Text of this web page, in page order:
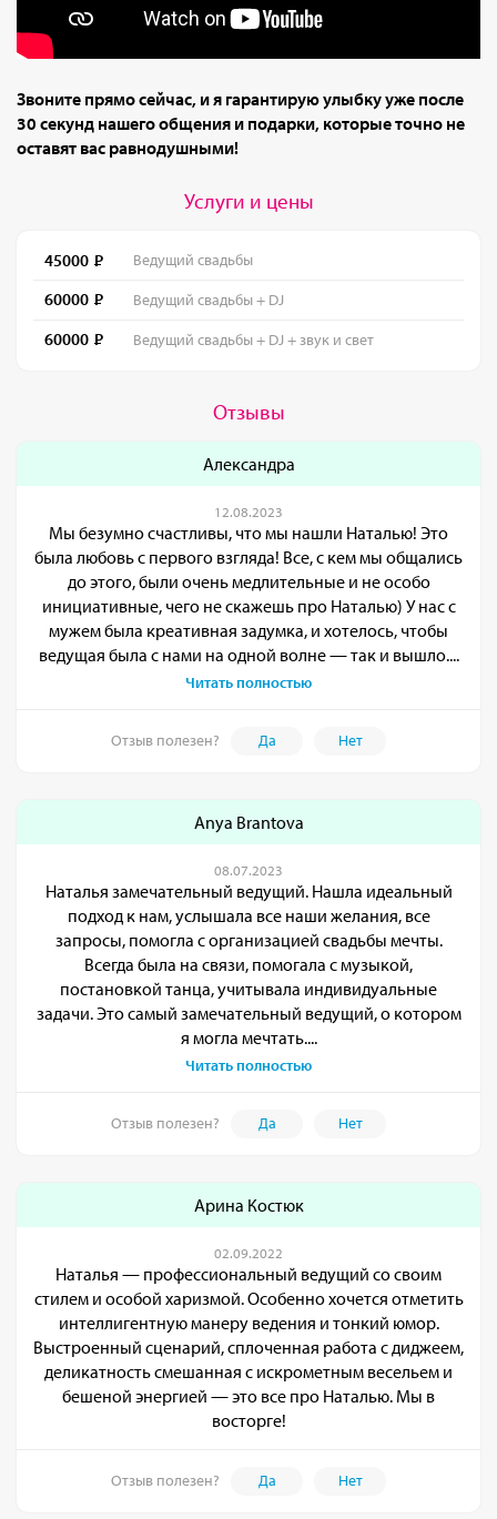
Звоните прямо сейчас, и я гарантирую улыбку уже после
30 секунд нашего общения и подарки, которые точно не
оставят вас равнодушными!
Услуги и цены
45000 Ведущий свадьбы
60000 Ведущий свадьбы + DJ
60000 Ведущий свадьбы + DJ + звук и свет
Отзывы
Александра
12.08.2023
Мы безумно счастливы, что мы нашли Наталью! Это
была любовь с первого взгляда! Все, с кем мы общались
до этого, были очень медлительные и не особо
инициативные, чего не скажешь про Наталью) У нас с
мужем была креативная задумка, и хотелось, чтобы
ведущая была с нами на одной волне — так и вышло....
Читать полностью
Отзыв полезен? Да Нет
Anya Brantova
08.07.2023
Наталья замечательный ведущий. Нашла идеальный
подход к нам, услышала все наши желания, все
запросы, помогла с организацией свадьбы мечты.
Всегда была на связи, помогала с музыкой,
постановкой танца, учитывала индивидуальные
задачи. Это самый замечательный ведущий, о котором
я могла мечтать....
Читать полностью
Отзыв полезен? Да Нет
Арина Костюк
02.09.2022
Наталья — профессиональный ведущий со своим
стилем и особой харизмой. Особенно хочется отметить
интеллигентную манеру ведения и тонкий юмор.
Выстроенный сценарий, сплоченная работа с диджеем,
деликатность смешанная с искрометным весельем и
бешеной энергией — это все про Наталью. Мы в
восторге!
Отзыв полезен? Да Нет